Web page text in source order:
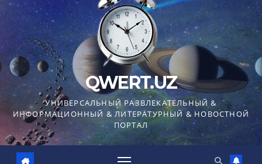
QWERT.UZ
УНИВЕРСАЛЬНЫЙ РАЗВЛЕКАТЕЛЬНЫЙ &
ИНФОРМАЦИОННЫЙ & ЛИТЕРАТУРНЫЙ & НОВОСТНОЙ
ПОРТАЛ